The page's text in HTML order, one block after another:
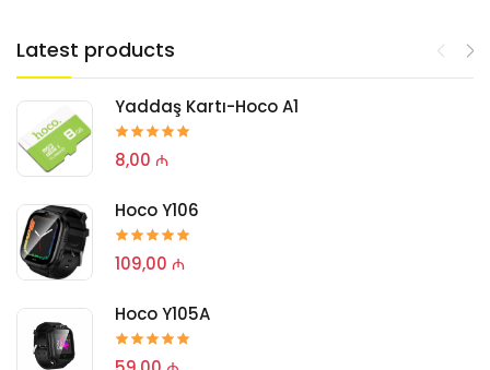
Latest products
Yaddaş Kartı-Hoco A1
8,00 ₼
Hoco Y106
109,00 ₼
Hoco Y105A